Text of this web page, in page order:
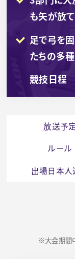
も矢が放
足で弓を
たちの多
競技日程
放送予
ルール
出場日本人
※大会期間